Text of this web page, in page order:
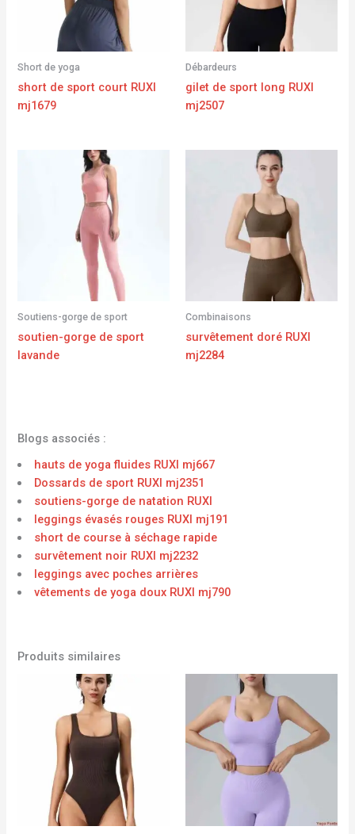
Short de yoga
short de sport court RUXI
mj1679
Débardeurs
gilet de sport long RUXI
mj2507
Soutiens-gorge de sport
soutien-gorge de sport
lavande
Combinaisons
survêtement doré RUXI
mj2284
Blogs associés :
hauts de yoga fluides RUXI mj667
Dossards de sport RUXI mj2351
soutiens-gorge de natation RUXI
leggings évasés rouges RUXI mj191
short de course à séchage rapide
survêtement noir RUXI mj2232
leggings avec poches arrières
vêtements de yoga doux RUXI mj790
Produits similaires